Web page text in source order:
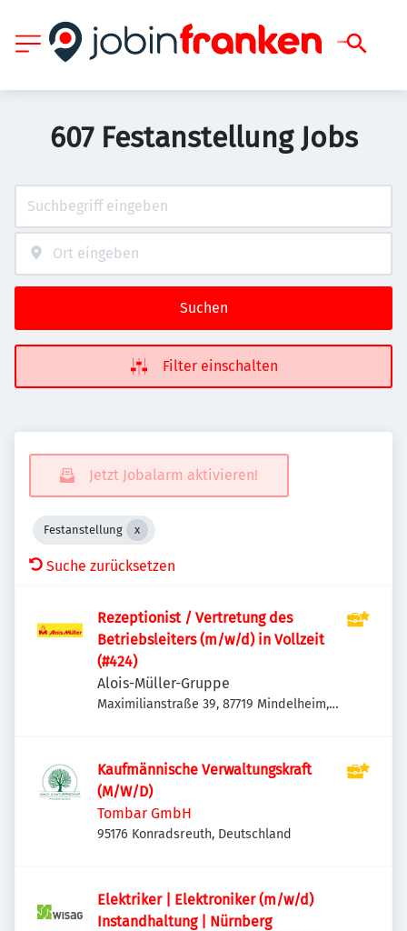
607 Festanstellung Jobs
Suchen
Filter einschalten
Jetzt Jobalarm aktivieren!
Festanstellung
Suche zurücksetzen
Rezeptionist / Vertretung des
Betriebsleiters (m/w/d) in Vollzeit
(#424)
Alois-Müller-Gruppe
Maximilianstraße 39, 87719 Mindelheim,
Kaufmännische Verwaltungskraft
(M/W/D)
Tombar GmbH
95176 Konradsreuth, Deutschland
Elektriker | Elektroniker (m/w/d)
Instandhaltung | Nürnberg